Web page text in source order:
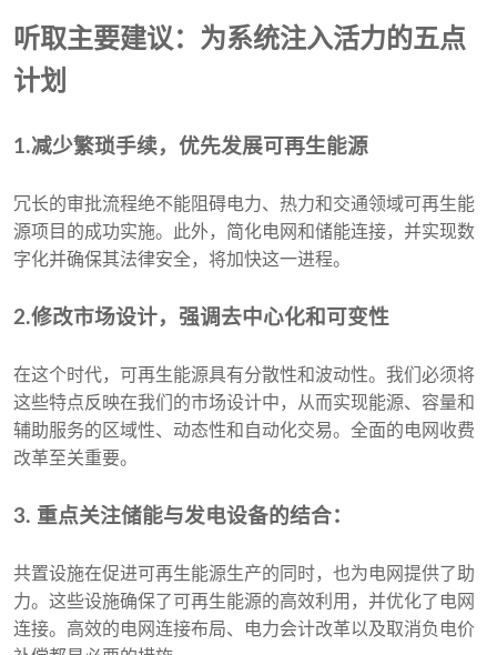
听取主要建议：为系统注入活力的五点
计划
1.减少繁琐手续，优先发展可再生能源
冗长的审批流程绝不能阻碍电力、热力和交通领域可再生能
源项目的成功实施。此外，简化电网和储能连接，并实现数
字化并确保其法律安全，将加快这一进程。
2.修改市场设计，强调去中心化和可变性
在这个时代，可再生能源具有分散性和波动性。我们必须将
这些特点反映在我们的市场设计中，从而实现能源、容量和
辅助服务的区域性、动态性和自动化交易。全面的电网收费
改革至关重要。
3. 重点关注储能与发电设备的结合：
共置设施在促进可再生能源生产的同时，也为电网提供了助
力。这些设施确保了可再生能源的高效利用，并优化了电网
连接。高效的电网连接布局、电力会计改革以及取消负电价